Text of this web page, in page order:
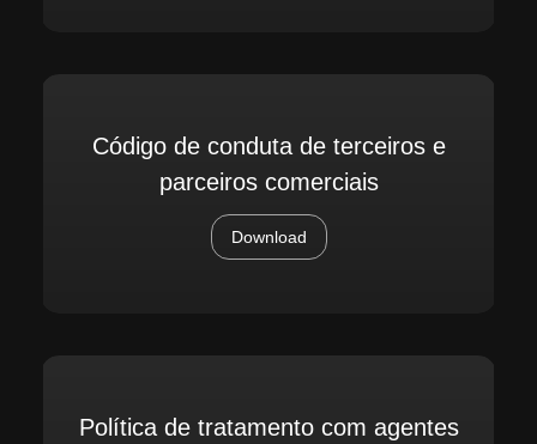
Código de conduta de terceiros e
parceiros comerciais
Download
Política de tratamento com agentes